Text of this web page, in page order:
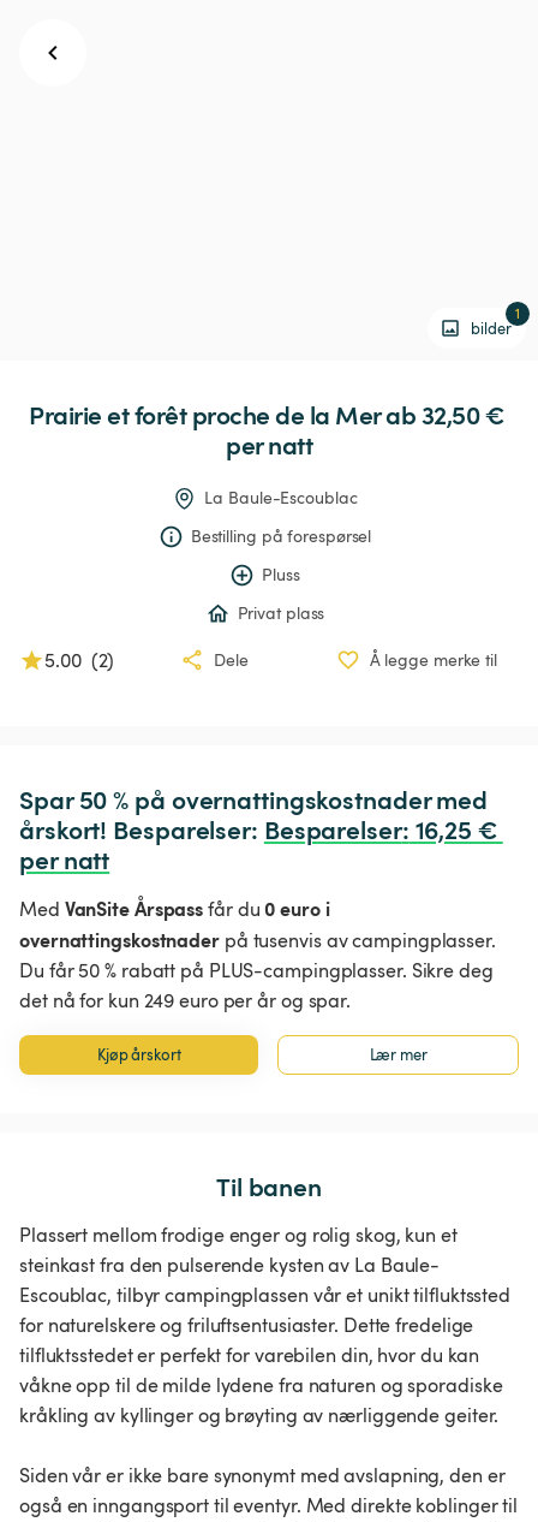
bilder
1
Prairieetforêtprochede la Mer ab 32,50 €
per natt
La Baule-Escoublac
Bestilling på forespørsel
Pluss
Privat plass
5.00 (2) Dele Å legge merke til
Spar 50 % på overnattingskostnader med
årskort! Besparelser: Besparelser: 16,25 €
per natt
Med VanSite Årspassfår du0 euro i
overnattingskostnaderpå tusenvis av campingplasser.
Du får 50 % rabatt på PLUS-campingplasser. Sikre deg
det nå for kun 249 euro per år og spar.
Kjøp årskort Lær mer
Til banen
Plassert mellom frodige enger og rolig skog, kun et
steinkast fra den pulserende kysten av La Baule-
Escoublac, tilbyr campingplassen vår et unikt tilfluktssted
for naturelskere og friluftsentusiaster. Dette fredelige
tilfluktsstedet er perfekt for varebilen din, hvor du kan
våkne opp til de milde lydene fra naturen og sporadiske
kråkling av kyllinger og brøyting av nærliggende geiter.
Siden vår er ikke bare synonymt med avslapning, den er
også en inngangsport til eventyr. Med direkte koblinger til